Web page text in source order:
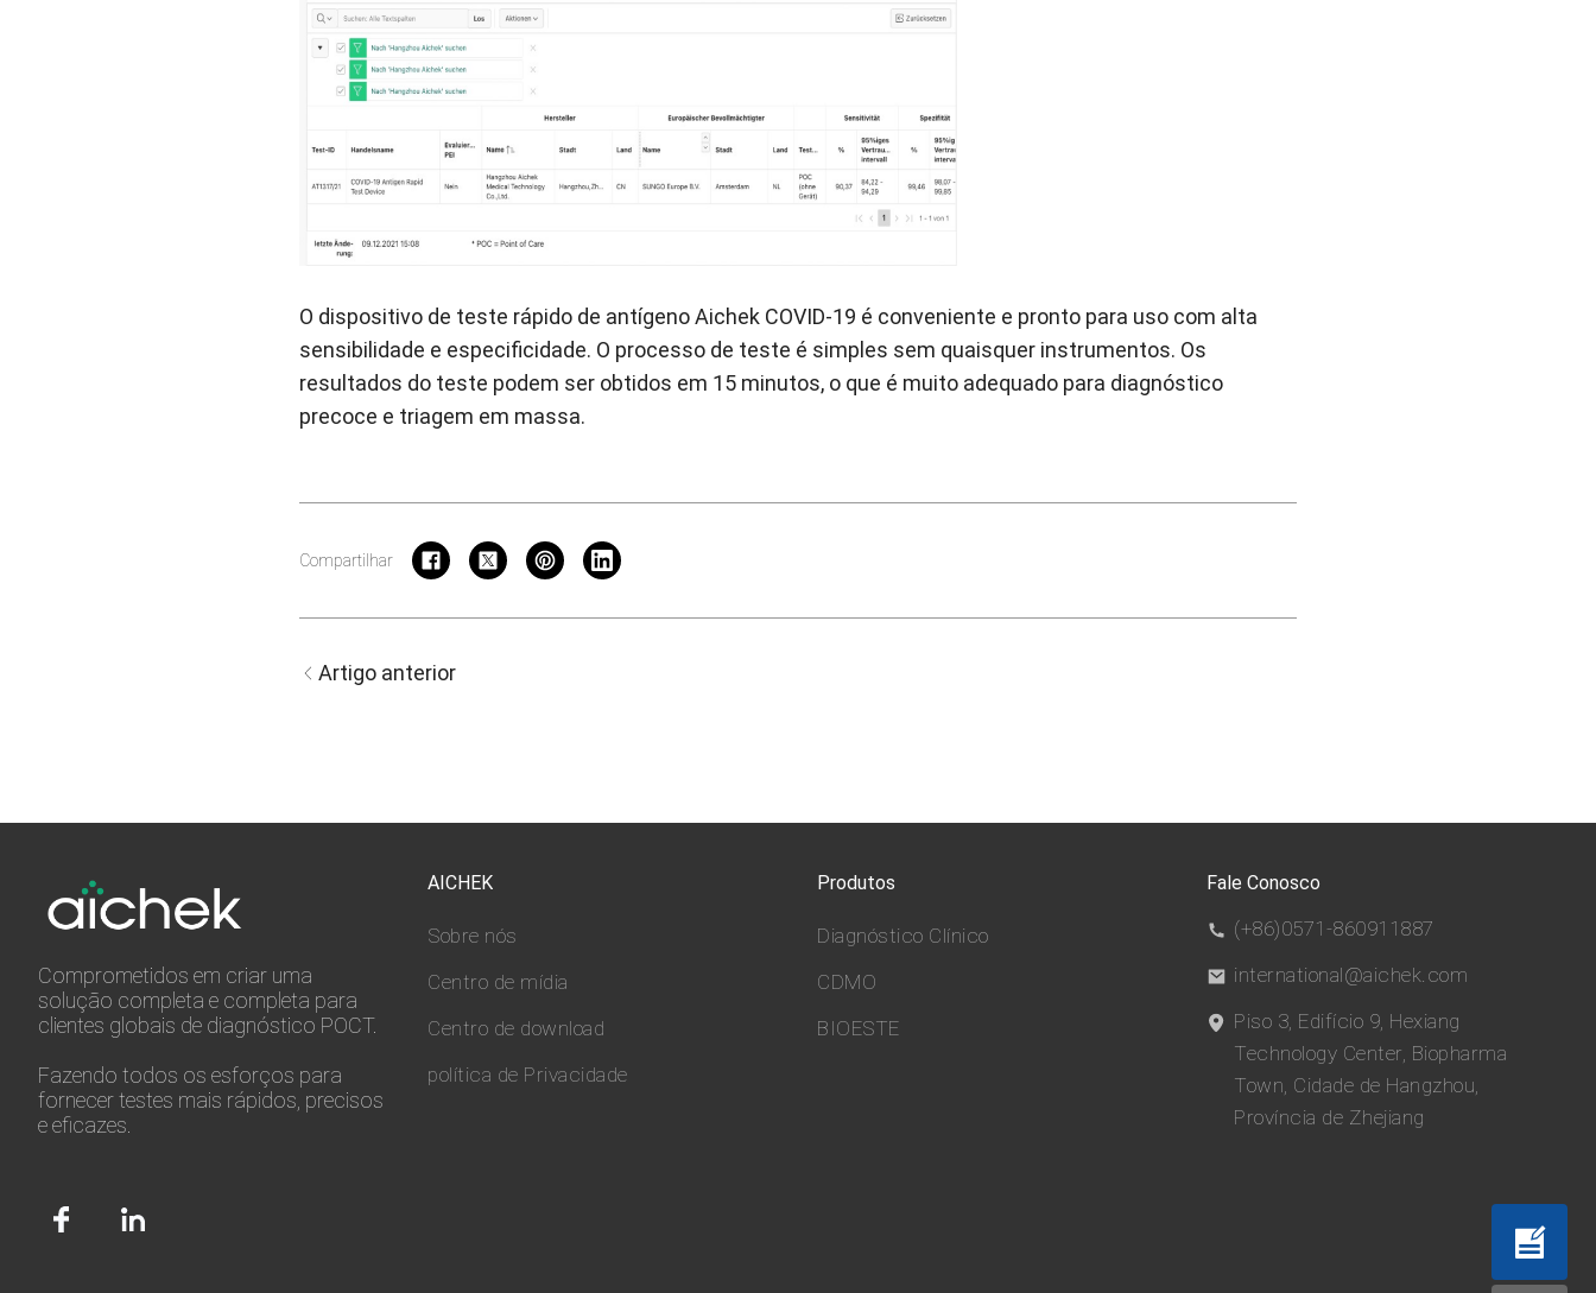
O dispositivo de teste rápido de antígeno Aichek COVID-19 é conveniente e pronto para uso com alta
sensibilidade e especificidade. O processo de teste é simples sem quaisquer instrumentos. Os
resultados do teste podem ser obtidos em 15 minutos, o que é muito adequado para diagnóstico
precoce e triagem em massa.
Compartilhar
Artigo anterior
Comprometidos em criar uma
solução completa e completa para
clientes globais de diagnóstico POCT.
Fazendo todos os esforços para
fornecer testes mais rápidos, precisos
e eficazes.
AICHEK
Sobre nós
Centro de mídia
Centro de download
política de Privacidade
Produtos
Diagnóstico Clínico
CDMO
BIOESTE
Fale Conosco
(+86)0571-860911887
international@aichek.com
Piso 3, Edifício 9, Hexiang
Technology Center, Biopharma
Town, Cidade de Hangzhou,
Província de Zhejiang